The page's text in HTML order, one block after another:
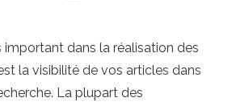
dans la réalisation des
la visibilité de vos articles dans
La plupart des